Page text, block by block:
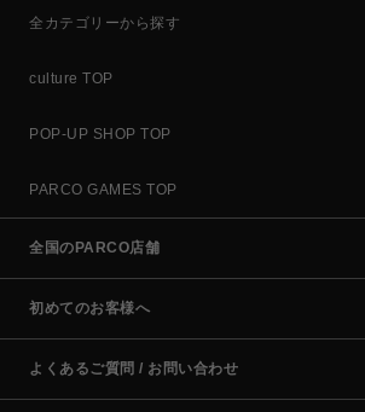
全カテゴリーから探す
culture TOP
POP-UP SHOP TOP
PARCO GAMES TOP
全国のPARCO店舗
初めてのお客様へ
よくあるご質問 / お問い合わせ